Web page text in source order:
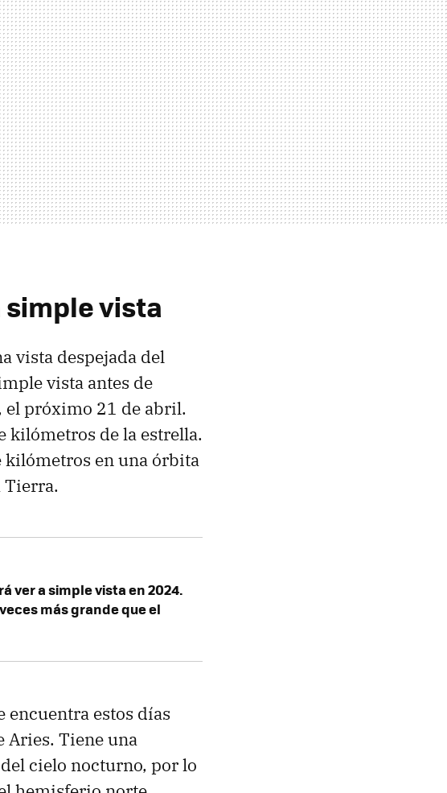
simple vista
vista despejada del
vista antes de
el próximo 21 de abril.
kilómetros de la estrella.
en una órbita
Tierra.
ver a simple vista en 2024.
más grande que el
encuentra estos días
Aries. Tiene una
cielo nocturno, por lo